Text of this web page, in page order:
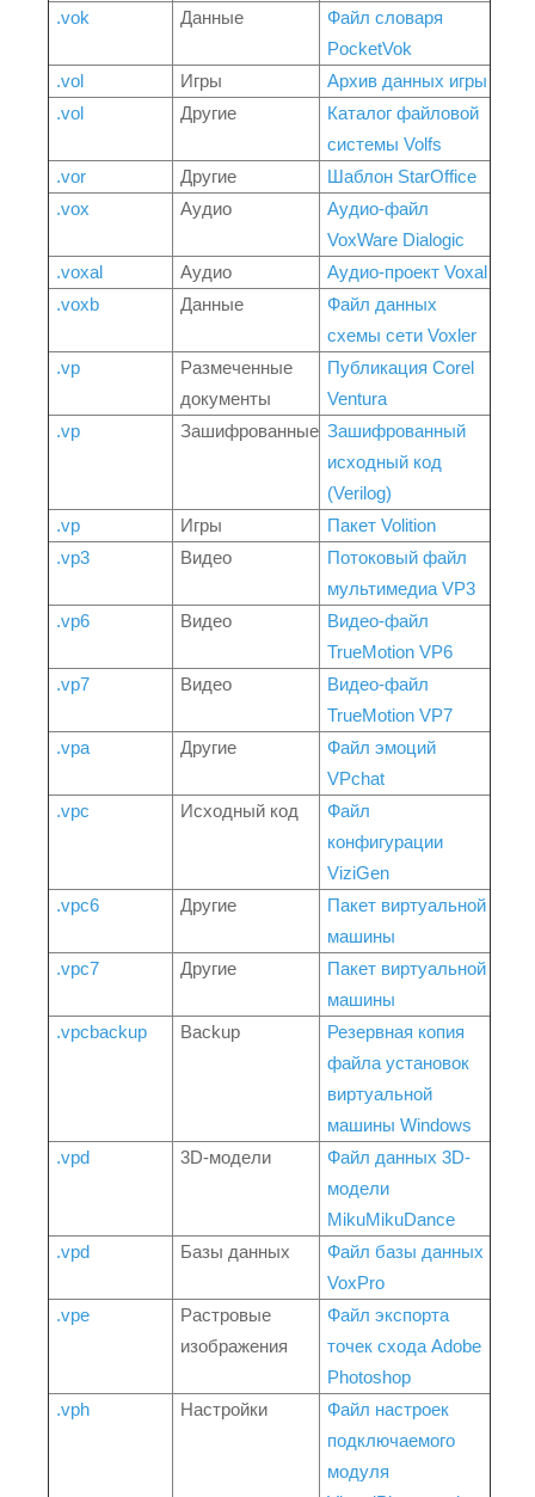
.vok
Данные
Файл словаря
PocketVok
.vol
Игры
Архив данных игры
.vol
Другие
Каталог файловой
системы Volfs
.vor
Другие
Шаблон StarOffice
.vox
Аудио
Аудио-файл
VoxWare Dialogic
.voxal
Аудио
Аудио-проект Voxal
.voxb
Данные
Файл данных
схемы сети Voxler
.vp
Размеченные
документы
Публикация Corel
Ventura
.vp
Зашифрованные Зашифрованный
исходный код
(Verilog)
.vp
Игры
Пакет Volition
.vp3
Видео
Потоковый файл
мультимедиа VP3
.vp6
Видео
Видео-файл
TrueMotion VP6
.vp7
Видео
Видео-файл
TrueMotion VP7
.vpa
Другие
Файл эмоций
VPchat
.vpc
Исходный код
Файл
конфигурации
ViziGen
.vpc6
Другие
Пакет виртуальной
машины
.vpc7
Другие
Пакет виртуальной
машины
.vpcbackup
Backup
Резервная копия
файла установок
виртуальной
машины Windows
.vpd
3D-модели
Файл данных 3D-
модели
MikuMikuDance
.vpd
Базы данных
Файл базы данных
VoxPro
.vpe
Растровые
изображения
Файл экспорта
точек схода Adobe
Photoshop
.vph
Настройки
Файл настроек
подключаемого
модуля